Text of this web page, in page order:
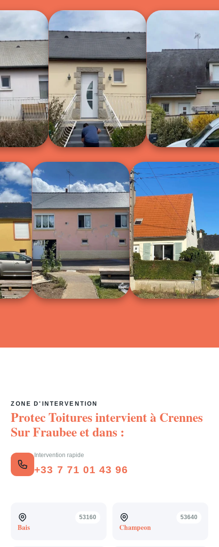
ZONE D'INTERVENTION
Protec Toitures intervient àCrennes
Sur Fraubeeet dans :
Intervention rapide
+33 7 71 01 43 96
53160
Bais
53640
Champeon